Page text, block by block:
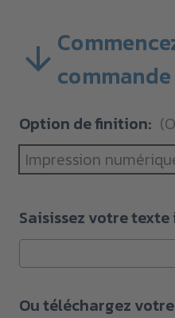
Option de finition:
Impression
Saisissez votre texte
Ou téléchargez